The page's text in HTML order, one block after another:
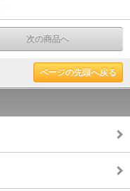
次の商品へ
ページの先頭へ戻る